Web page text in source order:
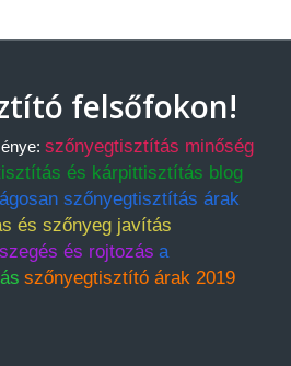
felsőfokon!
szőnyegtisztítás minőség
és kárpittisztítás blog
szőnyegtisztítás árak
és szőnyeg javítás
és rojtozás a
szőnyegtisztító árak 2019